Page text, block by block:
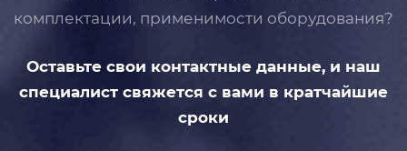
комплектации, применимости оборудования?
Оставьте свои контактные данные, и наш
специалист свяжется с вами в кратчайшие
сроки